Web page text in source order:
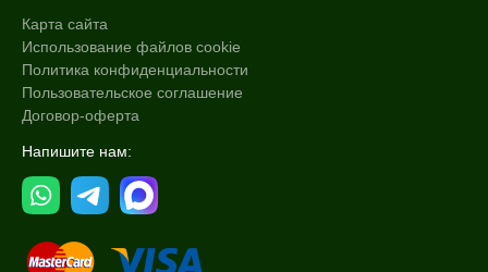
Демакияж
Карта сайта
Использование файлов cookie
Политика конфиденциальности
Пользовательское соглашение
Договор-оферта
Напишите нам: